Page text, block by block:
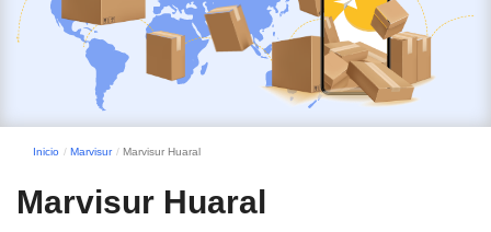
Inicio Marvisur Marvisur Huaral
Marvisur Huaral